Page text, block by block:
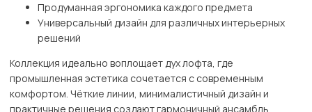
Продуманная эргономика каждого предмета
Универсальный дизайн для различных интерьерных
решений
Коллекция идеально воплощает дух лофта, где
промышленная эстетика сочетается с современным
комфортом. Чёткие линии, минималистичный дизайн и
практичные решения создают гармоничный ансамбль,